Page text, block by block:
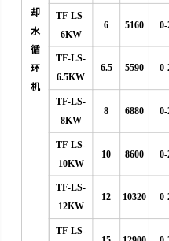
却
水
循
环
机
TF-LS-
6KW
6 5160
TF-LS-
6.5KW
6.5 5590
TF-LS-
8KW
8 6880
TF-LS-
10KW
10 8600
TF-LS-
12KW
12 10320
TF-LS-